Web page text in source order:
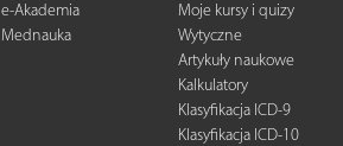
e-Akademia
Mednauka
Moje kursy i quizy
Wytyczne
Artykuły naukowe
Kalkulatory
Klasyfikacja ICD-9
Klasyfikacja ICD-10